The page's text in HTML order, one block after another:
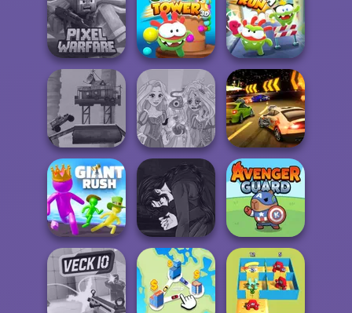
Mr. Racer
Fireboy and
Watergirl
Teeth Runner
Minecraft Pixel
Warfare
Om Nom Tower
3D
Om Nom Run
Post Apocalyptic
Truck Trial
Rapunzel
Zombie Curse
Burnin' Rubber 5
XS
Giant Rush!
Manga Creator
Vampire Hunter
P...
Avenger Guard